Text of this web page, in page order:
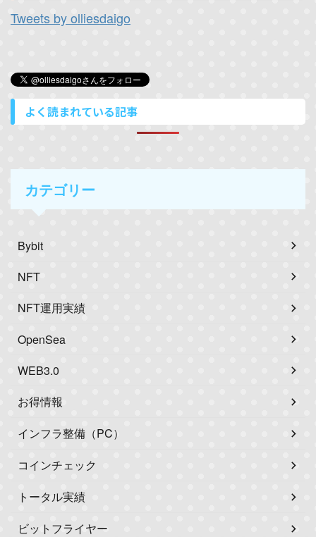
Tweets by olliesdaigo
よく読まれている記事
カテゴリー
Bybit
NFT
NFT運用実績
OpenSea
WEB3.0
お得情報
インフラ整備（PC）
コインチェック
トータル実績
ビットフライヤー